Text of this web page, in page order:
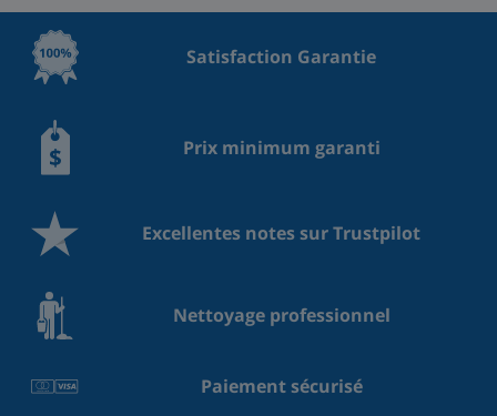
Satisfaction Garantie
Prix minimum garanti
Excellentes notes sur Trustpilot
Nettoyage professionnel
Paiement sécurisé